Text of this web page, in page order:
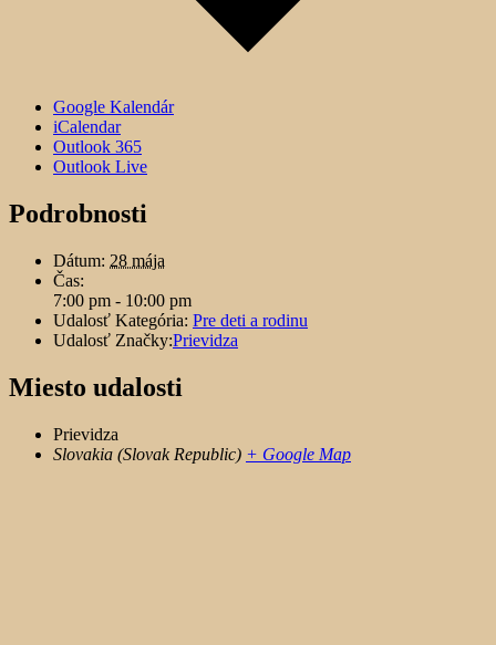
Google Kalendár
iCalendar
Outlook 365
Outlook Live
Podrobnosti
Dátum: 28 mája
Čas:
7:00 pm - 10:00 pm
Udalosť Kategória: Pre deti a rodinu
Udalosť Značky:Prievidza
Miesto udalosti
Prievidza
Slovakia (Slovak Republic) + Google Map